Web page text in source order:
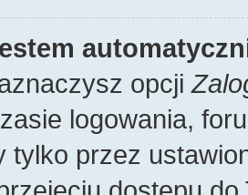
opcji
logowania,
tylko przez